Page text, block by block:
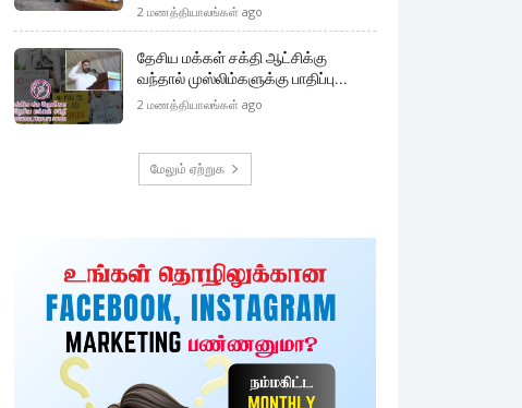
2 மணத்தியாலங்கள் ago
தேசிய மக்கள் சக்தி ஆட்சிக்கு
வந்தால் முஸ்லிம்களுக்கு பாதிப்பு...
2 மணத்தியாலங்கள் ago
மேலும் ஏற்றுக